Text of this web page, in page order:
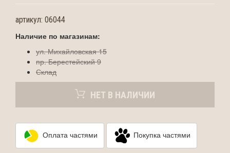
артикул: 06044
Наличие по магазинам:
ул. Михайловская 15
пр. Берестейский 9
Склад
НЕТ В НАЛИЧИИ
Оплата частями Покупка частями